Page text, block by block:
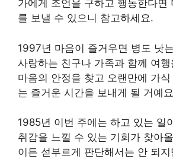
가에게 조언을 구하고 행동한다면
를 보낼 수 있으니 참고하세요.
1997년 마음이 즐거우면 병도 낫
사랑하는 친구나 가족과 함께 여
마음의 안정을 찾고 오랜만에 가
는 즐거운 시간을 보내게 될 거예
1985년 이번 주에는 하고 있는 일
취감을 느낄 수 있는 기회가 찾아
이든 섣부르게 판단해서는 안 되